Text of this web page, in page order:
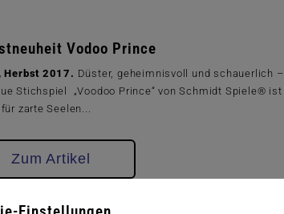
Vodoo Prince
Herbst 2017. Düster, geheimnisvoll und schauerlich –
Stichspiel „Voodoo Prince“ von Schmidt Spiele® ist
zarte Seelen...
Zum Artikel